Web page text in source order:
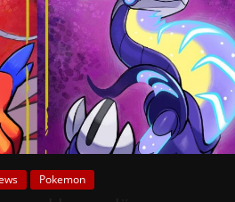
Pokemon